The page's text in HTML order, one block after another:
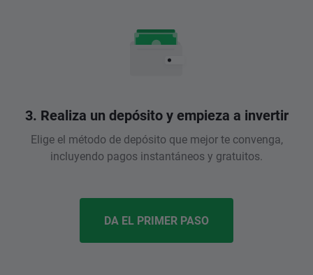
3. Realiza un depósito y empieza a invertir
Elige el método de depósito que mejor te convenga,
incluyendo pagos instantáneos y gratuitos.
DA EL PRIMER PASO